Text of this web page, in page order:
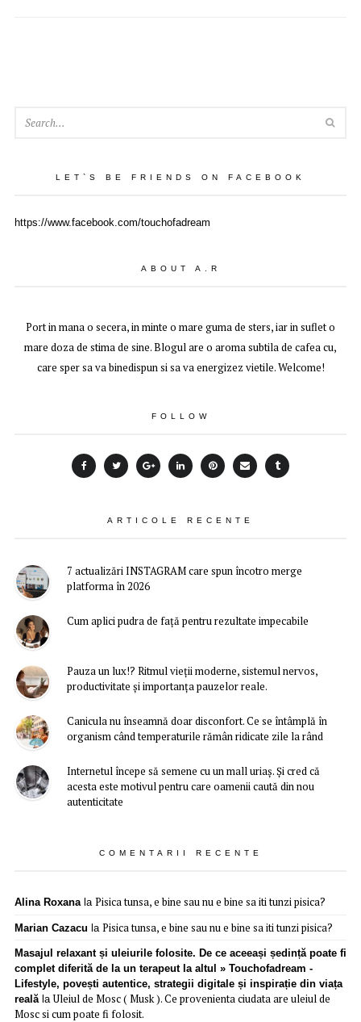
LET`S BE FRIENDS ON FACEBOOK
https://www.facebook.com/touchofadream
ABOUT A.R
Port in mana o secera, in minte o mare guma de sters, iar in suflet o
mare doza de stima de sine. Blogul are o aroma subtila de cafea cu,
care sper sa va binedispun si sa va energizez vietile. Welcome!
FOLLOW
ARTICOLE RECENTE
7 actualizări INSTAGRAM care spun încotro merge
platforma în 2026
Cum aplici pudra de față pentru rezultate impecabile
Pauza un lux!? Ritmul vieții moderne, sistemul nervos,
productivitate și importanța pauzelor reale.
Canicula nu înseamnă doar disconfort. Ce se întâmplă în
organism când temperaturile rămân ridicate zile la rând
Internetul începe să semene cu un mall uriaș. Și cred că
acesta este motivul pentru care oamenii caută din nou
autenticitate
COMENTARII RECENTE
Alina Roxanala Pisica tunsa, e bine sau nu e bine sa iti tunzi pisica?
Marian Cazacu la Pisica tunsa, e bine sau nu e bine sa iti tunzi pisica?
Masajul relaxant și uleiurile folosite. De ce aceeași ședință poate fi
complet diferită de la un terapeut la altul » Touchofadream -
Lifestyle, povești autentice, strategii digitale și inspirație din viața
realălaUleiul de Mosc ( Musk ). Ce provenienta ciudata are uleiul de
Mosc si cum poate fi folosit.